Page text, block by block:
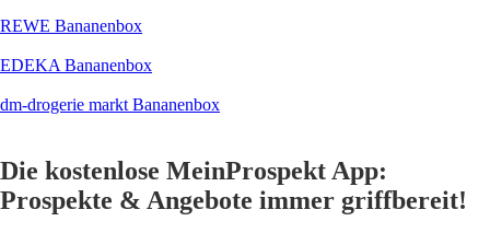
REWE Bananenbox
EDEKA Bananenbox
dm-drogerie markt Bananenbox
Die kostenlose MeinProspekt App:
Prospekte & Angebote immer griffbereit!